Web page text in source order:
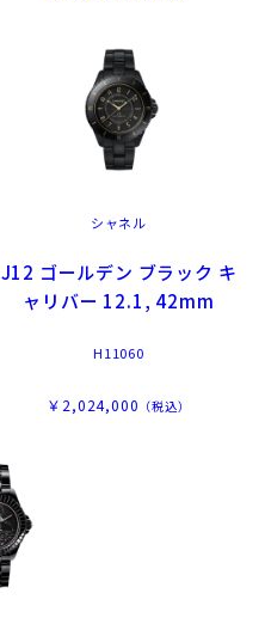
シャネル
J12 ゴールデン ブラック キ
ャリバー 12.1, 42mm
H11060
￥2,024,000 （税込）